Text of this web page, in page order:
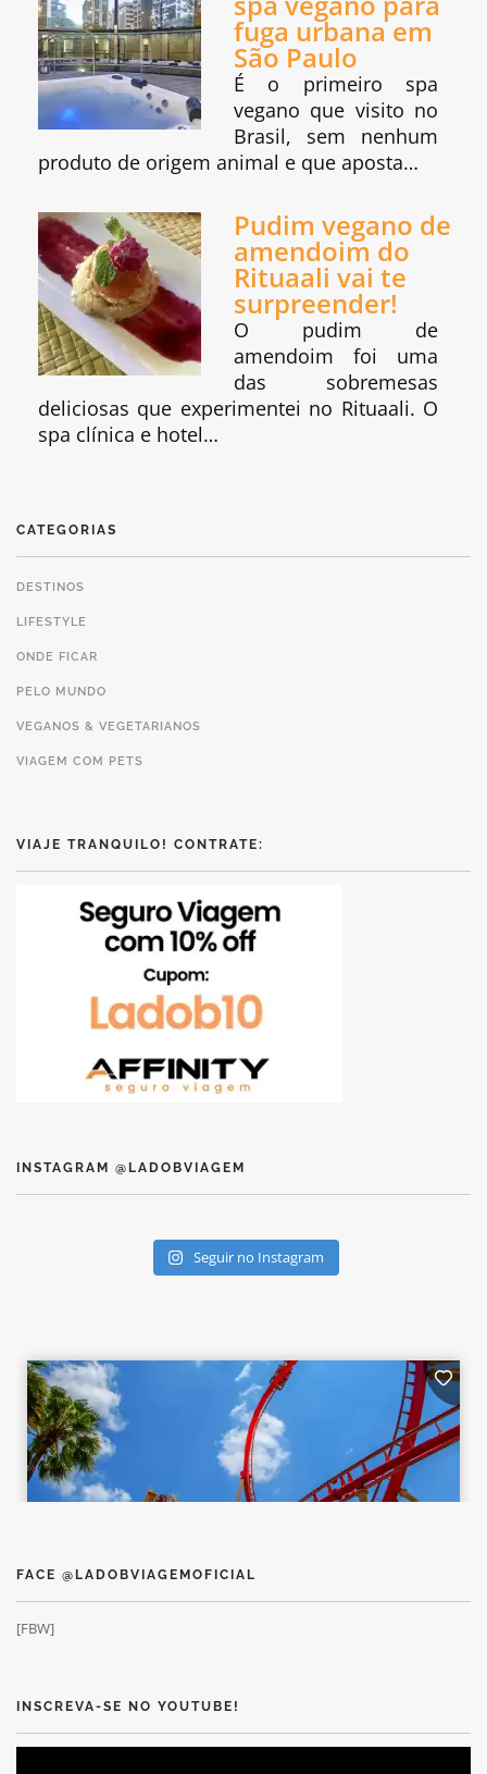
fuga urbana em
São Paulo
É o primeiro spa
vegano que visito no
Brasil, sem nenhum
produto de origem animal e que aposta…
Pudim vegano de
amendoim do
Rituaali vai te
surpreender!
O pudim de
amendoim foi uma
das sobremesas
deliciosas que experimentei no Rituaali. O
spa clínica e hotel…
CATEGORIAS
DESTINOS
LIFESTYLE
ONDE FICAR
PELO MUNDO
VEGANOS & VEGETARIANOS
VIAGEM COM PETS
VIAJE TRANQUILO! CONTRATE:
INSTAGRAM @LADOBVIAGEM
Seguir no Instagram
FACE @LADOBVIAGEMOFICIAL
[FBW]
INSCREVA-SE NO YOUTUBE!